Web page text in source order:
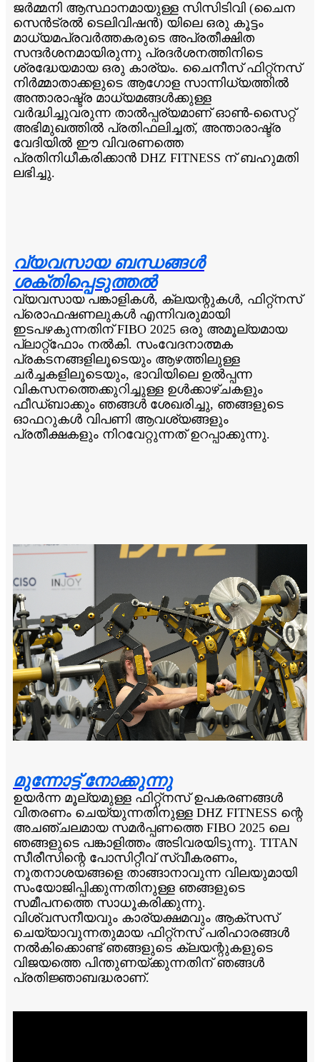
ജർമ്മനി ആസ്ഥാനമായുള്ള സിസിടിവി (ചൈന
സെൻട്രൽ ടെലിവിഷൻ) യിലെ ഒരു കൂട്ടം
മാധ്യമപ്രവർത്തകരുടെ അപ്രതീക്ഷിത
സന്ദർശനമായിരുന്നു പ്രദർശനത്തിനിടെ
ശ്രദ്ധേയമായ ഒരു കാര്യം. ചൈനീസ് ഫിറ്റ്നസ്
നിർമ്മാതാക്കളുടെ ആഗോള സാന്നിധ്യത്തിൽ
അന്താരാഷ്ട്ര മാധ്യമങ്ങൾക്കുള്ള
വർദ്ധിച്ചുവരുന്ന താൽപ്പര്യമാണ് ഓൺ-സൈറ്റ്
അഭിമുഖത്തിൽ പ്രതിഫലിച്ചത്, അന്താരാഷ്ട്ര
വേദിയിൽ ഈ വിവരണത്തെ
പ്രതിനിധീകരിക്കാൻ DHZ FITNESS ന് ബഹുമതി
ലഭിച്ചു.
വ്യവസായ ബന്ധങ്ങൾ
ശക്തിപ്പെടുത്തൽ
വ്യവസായ പങ്കാളികൾ, ക്ലയന്റുകൾ, ഫിറ്റ്നസ്
പ്രൊഫഷണലുകൾ എന്നിവരുമായി
ഇടപഴകുന്നതിന് FIBO 2025 ഒരു അമൂല്യമായ
പ്ലാറ്റ്‌ഫോം നൽകി. സംവേദനാത്മക
പ്രകടനങ്ങളിലൂടെയും ആഴത്തിലുള്ള
ചർച്ചകളിലൂടെയും, ഭാവിയിലെ ഉൽപ്പന്ന
വികസനത്തെക്കുറിച്ചുള്ള ഉൾക്കാഴ്ചകളും
ഫീഡ്‌ബാക്കും ഞങ്ങൾ ശേഖരിച്ചു, ഞങ്ങളുടെ
ഓഫറുകൾ വിപണി ആവശ്യങ്ങളും
പ്രതീക്ഷകളും നിറവേറ്റുന്നത് ഉറപ്പാക്കുന്നു.
മുന്നോട്ട് നോക്കുന്നു
ഉയർന്ന മൂല്യമുള്ള ഫിറ്റ്നസ് ഉപകരണങ്ങൾ
വിതരണം ചെയ്യുന്നതിനുള്ള DHZ FITNESS ന്റെ
അചഞ്ചലമായ സമർപ്പണത്തെ FIBO 2025 ലെ
ഞങ്ങളുടെ പങ്കാളിത്തം അടിവരയിടുന്നു. TITAN
സീരീസിന്റെ പോസിറ്റീവ് സ്വീകരണം,
നൂതനാശയങ്ങളെ താങ്ങാനാവുന്ന വിലയുമായി
സംയോജിപ്പിക്കുന്നതിനുള്ള ഞങ്ങളുടെ
സമീപനത്തെ സാധൂകരിക്കുന്നു.
വിശ്വസനീയവും കാര്യക്ഷമവും ആക്സസ്
ചെയ്യാവുന്നതുമായ ഫിറ്റ്നസ് പരിഹാരങ്ങൾ
നൽകിക്കൊണ്ട് ഞങ്ങളുടെ ക്ലയന്റുകളുടെ
വിജയത്തെ പിന്തുണയ്ക്കുന്നതിന് ഞങ്ങൾ
പ്രതിജ്ഞാബദ്ധരാണ്.